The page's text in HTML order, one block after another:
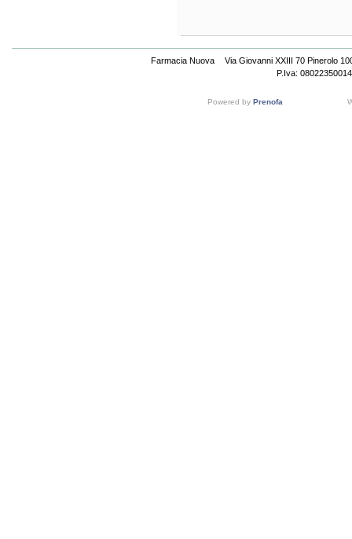
Farmacia Nuova
Via Giovanni XXIII 70 Pinerolo
P.Iva: 08022350014
Powered by Prenofa